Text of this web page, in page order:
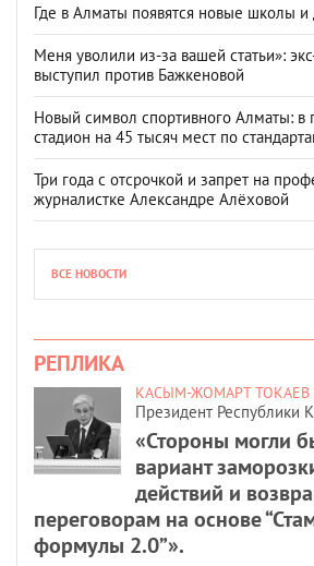
Где в Алматы появятся новые школы и
Меня уволили из-за вашей статьи»:
выступил против Бажкеновой
Новый символ спортивного Алматы: в
стадион на 45 тысяч мест по
Три года с отсрочкой и запрет на
журналистке Александре Алёховой
ВСЕ НОВОСТИ
РЕПЛИКА
КАСЫМ-ЖОМАРТ ТОКАЕВ
Президент Республики
«Стороны могли
вариант
действий и
переговорам на основе
формулы 2.0”».